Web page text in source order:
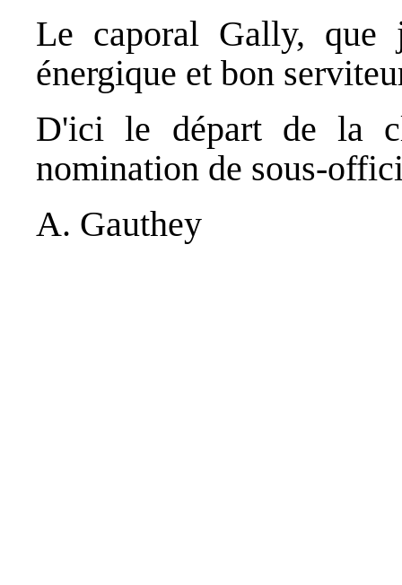
Le caporal Gally, que
énergique et bon
D'ici le départ de la
nomination de sous-
A. Gauthey